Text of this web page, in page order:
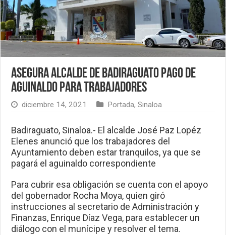
Asegura alcalde de Badiraguato pago de
aguinaldo para trabajadores
diciembre 14, 2021 Portada,Sinaloa
Badiraguato, Sinaloa.- El alcalde José Paz Lopéz
Elenes anunció que los trabajadores del
Ayuntamiento deben estar tranquilos, ya que se
pagará el aguinaldo correspondiente
Para cubrir esa obligación se cuenta con el apoyo
del gobernador Rocha Moya, quien giró
instrucciones al secretario de Administración y
Finanzas, Enrique Díaz Vega, para establecer un
diálogo con el munícipe y resolver el tema.